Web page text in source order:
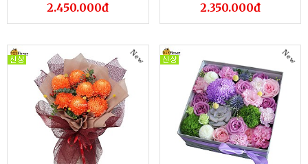
2.450.000đ 2.350.000đ
New New